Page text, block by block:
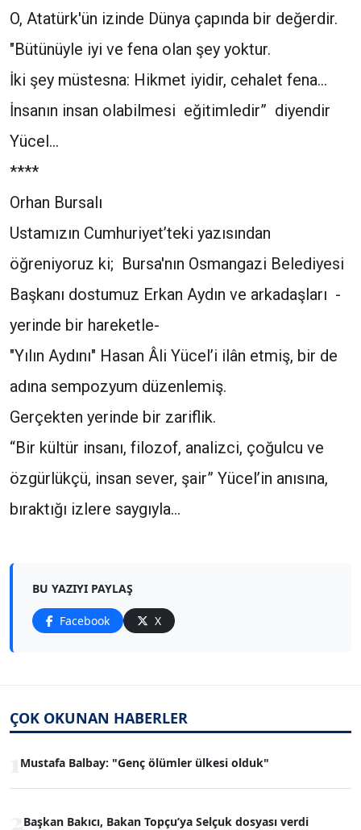
O, Atatürk'ün izinde Dünya çapında bir değerdir.
"Bütünüyle iyi ve fena olan şey yoktur.
İki şey müstesna: Hikmet iyidir, cehalet fena...
İnsanın insan olabilmesi eğitimledir” diyendir
Yücel...
****
Orhan Bursalı
Ustamızın Cumhuriyet’teki yazısından
öğreniyoruz ki; Bursa'nın Osmangazi Belediyesi
Başkanı dostumuz Erkan Aydın ve arkadaşları -
yerinde bir hareketle-
"Yılın Aydını" Hasan Âli Yücel’i ilân etmiş, bir de
adına sempozyum düzenlemiş.
Gerçekten yerinde bir zariflik.
“Bir kültür insanı, filozof, analizci, çoğulcu ve
özgürlükçü, insan sever, şair” Yücel’in anısına,
bıraktığı izlere saygıyla…
BU YAZIYI PAYLAŞ
Facebook X
ÇOK OKUNAN HABERLER
Mustafa Balbay: "Genç ölümler ülkesi olduk"
Başkan Bakıcı, Bakan Topçu’ya Selçuk dosyası verdi